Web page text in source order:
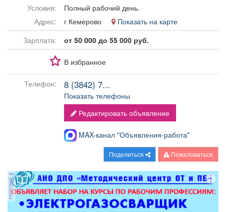
Условия:
Полный рабочий день.
Адрес:
г Кемерово
Показать на карте
Зарплата:
от 50 000 до 55 000 руб.
В избранное
Телефон: 8 (3842) 7...
Показать телефоны
Редактировать объявление
MAX-канал "Объявления-работа"
Поделиться Пожаловаться
реклама